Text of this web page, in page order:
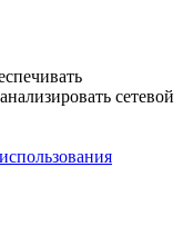
сетевой